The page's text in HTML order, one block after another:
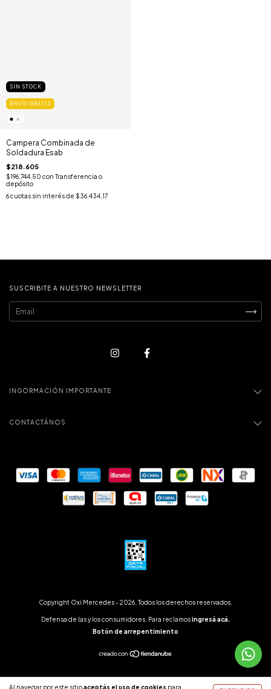
Al navegar por este sitioaceptás el uso de cookies para
SIN STOCK
ENVÍO GRATIS
Campera Combinada de
Soldadura Esab
$218.605
$196.744,50 con Transferencia o
depósito
6cuotas sin interés de $36.434,17
SUSCRIBITE A NUESTRO NEWSLETTER
INGORMACIÓN IMPORTANTE
CONTACTÁNOS
Copyright Oxi Mercedes - 2026. Todos los derechos reservados.
Defensa de las y los consumidores. Para reclamosingresá acá.
Botón de arrepentimiento